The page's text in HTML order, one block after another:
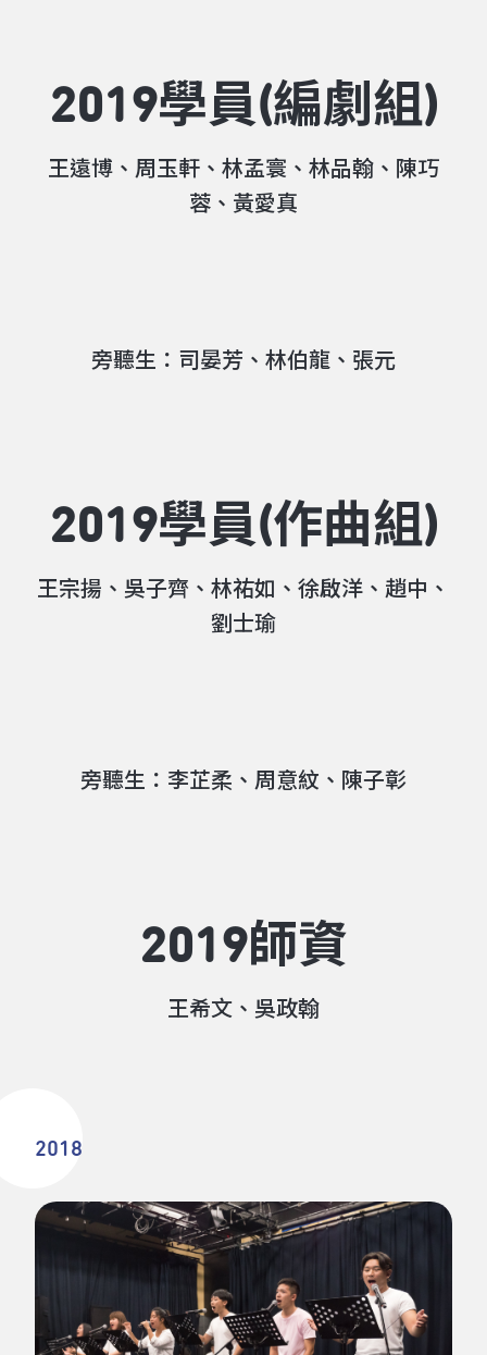
2019學員(編劇組)
王遠博、周玉軒、林孟寰、林品翰、陳巧
蓉、黃愛真
旁聽生：司晏芳、林伯龍、張元
2019學員(作曲組)
王宗揚、吳子齊、林祐如、徐啟洋、趙中、
劉士瑜
旁聽生：李芷柔、周意紋、陳子彰
2019師資
王希文、吳政翰
2018